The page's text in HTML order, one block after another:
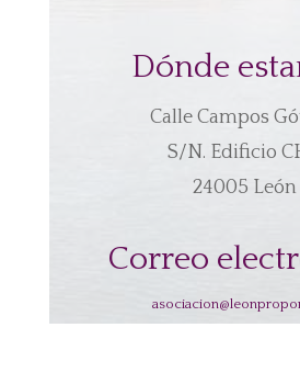
Dónde
Calle Campos
S/N. Edificio
24005 León
Correo